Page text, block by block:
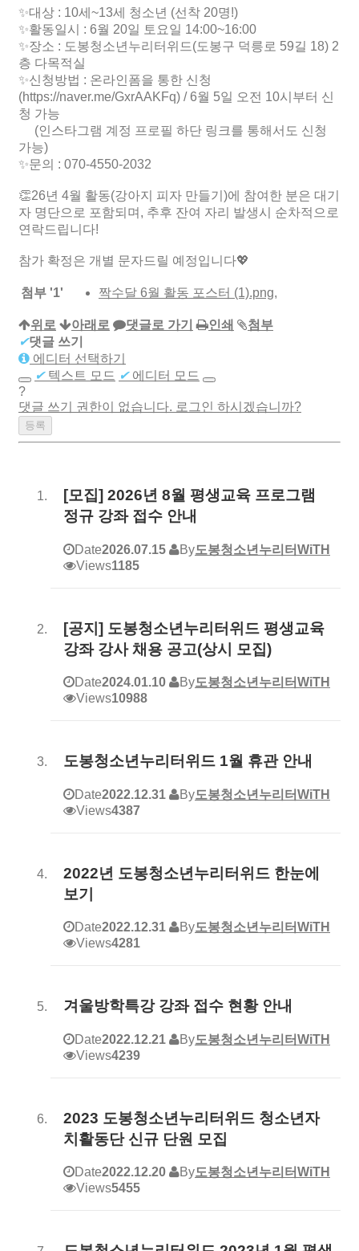
✨대상 : 10세~13세 청소년 (선착 20명!)
✨활동일시 : 6월 20일 토요일 14:00~16:00
✨장소 : 도봉청소년누리터위드(도봉구 덕릉로 59길 18) 2
층 다목적실
✨신청방법 : 온라인폼을 통한 신청
(https://naver.me/GxrAAKFq) / 6월 5일 오전 10시부터 신
청 가능
(인스타그램 계정 프로필 하단 링크를 통해서도 신청
가능)
✨문의 : 070-4550-2032
👏26년 4월 활동(강아지 피자 만들기)에 참여한 분은 대기
자 명단으로 포함되며, 추후 잔여 자리 발생시 순차적으로
연락드립니다!
참가 확정은 개별 문자드릴 예정입니다💖
첨부 '1' 짝수달 6월 활동 포스터 (1).png,
위로 아래로 댓글로 가기 인쇄
첨부
✔댓글 쓰기
에디터 선택하기
✔ 텍스트 모드 ✔ 에디터 모드
?
댓글 쓰기 권한이 없습니다. 로그인 하시겠습니까?
[모집] 2026년 8월 평생교육 프로그램
정규 강좌 접수 안내
Date2026.07.15 By도봉청소년누리터WiTH
Views1185
[공지] 도봉청소년누리터위드 평생교육
강좌 강사 채용 공고(상시 모집)
Date2024.01.10 By도봉청소년누리터WiTH
Views10988
도봉청소년누리터위드 1월 휴관 안내
Date2022.12.31 By도봉청소년누리터WiTH
Views4387
2022년 도봉청소년누리터위드 한눈에
보기
Date2022.12.31 By도봉청소년누리터WiTH
Views4281
겨울방학특강 강좌 접수 현황 안내
Date2022.12.21 By도봉청소년누리터WiTH
Views4239
2023 도봉청소년누리터위드 청소년자
치활동단 신규 단원 모집
Date2022.12.20 By도봉청소년누리터WiTH
Views5455